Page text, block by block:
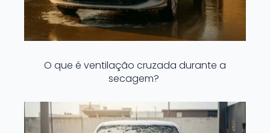
O que é ventilação cruzada durante a
secagem?